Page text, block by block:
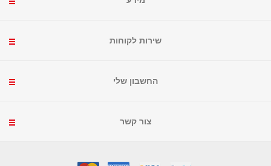
שירות לקוחות
החשבון שלי
צור קשר